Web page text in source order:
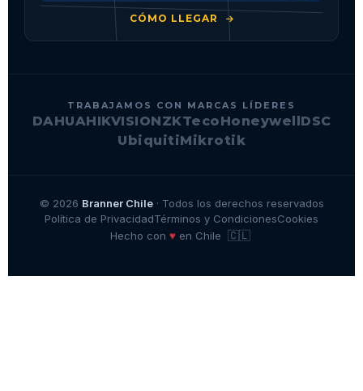
CÓMO LLEGAR
TRABAJAMOS CON MARCAS LÍDERES
DAHUAHIKVISIONZKTecoHoneywell DSC
UbiquitiMikrotik
© 2026 Branner Chile· Todos los derechos reservados
Política de PrivacidadTérminos y CondicionesCookies
Hecho con ♥en Chile 🇨🇱